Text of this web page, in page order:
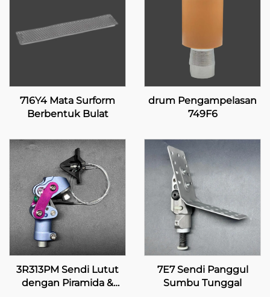
716Y4 Mata Surform
Berbentuk Bulat
drum Pengampelasan
749F6
3R313PM Sendi Lutut
dengan Piramida &
7E7 Sendi Panggul
Sumbu Tunggal